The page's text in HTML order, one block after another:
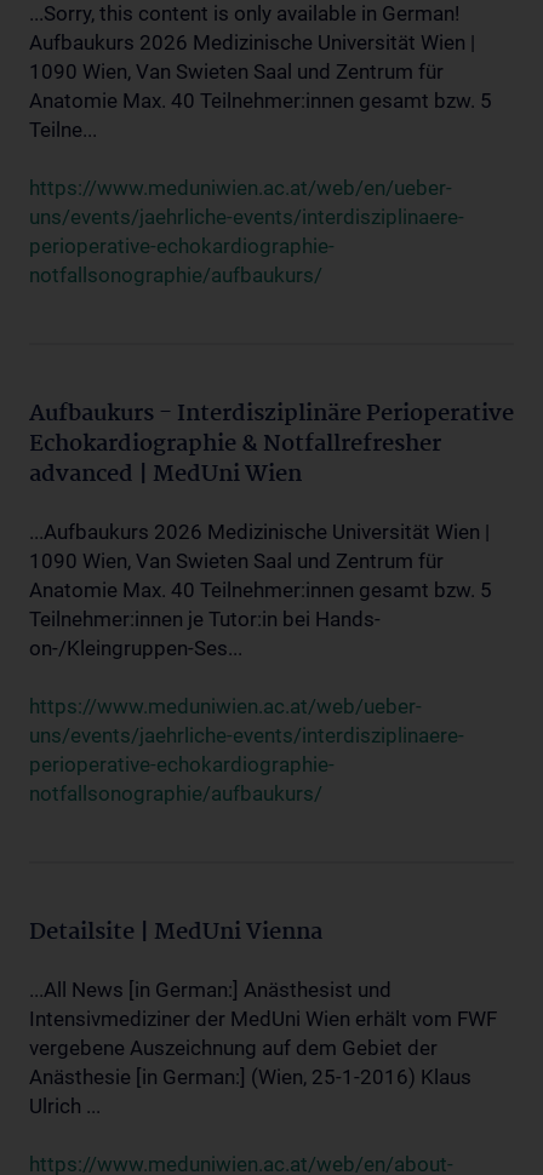
...Sorry, this content is only available in German!
Aufbaukurs 2026 Medizinische Universität Wien |
1090 Wien, Van Swieten Saal und Zentrum für
Anatomie Max. 40 Teilnehmer:innen gesamt bzw. 5
Teilne...
https://www.meduniwien.ac.at/web/en/ueber-
uns/events/jaehrliche-events/interdisziplinaere-
perioperative-echokardiographie-
notfallsonographie/aufbaukurs/
Aufbaukurs - Interdisziplinäre Perioperative
Echokardiographie & Notfallrefresher
advanced | MedUni Wien
...Aufbaukurs 2026 Medizinische Universität Wien |
1090 Wien, Van Swieten Saal und Zentrum für
Anatomie Max. 40 Teilnehmer:innen gesamt bzw. 5
Teilnehmer:innen je Tutor:in bei Hands-
on-/Kleingruppen-Ses...
https://www.meduniwien.ac.at/web/ueber-
uns/events/jaehrliche-events/interdisziplinaere-
perioperative-echokardiographie-
notfallsonographie/aufbaukurs/
Detailsite | MedUni Vienna
...All News [in German:] Anästhesist und
Intensivmediziner der MedUni Wien erhält vom FWF
vergebene Auszeichnung auf dem Gebiet der
Anästhesie [in German:] (Wien, 25-1-2016) Klaus
Ulrich ...
https://www.meduniwien.ac.at/web/en/about-